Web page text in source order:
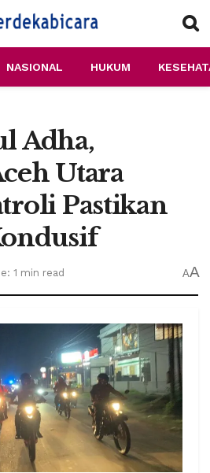
NASIONAL HUKUM
Adha,
Utara
Pastikan
1 min read AA